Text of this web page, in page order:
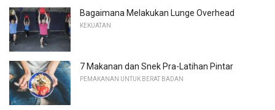
Bagaimana Melakukan Lunge Overhead
KEKUATAN
7 Makanan dan Snek Pra-Latihan Pintar
PEMAKANAN UNTUK BERAT BADAN